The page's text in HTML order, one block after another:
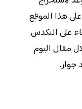
هذا الموقع
على التكدس
مقال اليوم
جواز.